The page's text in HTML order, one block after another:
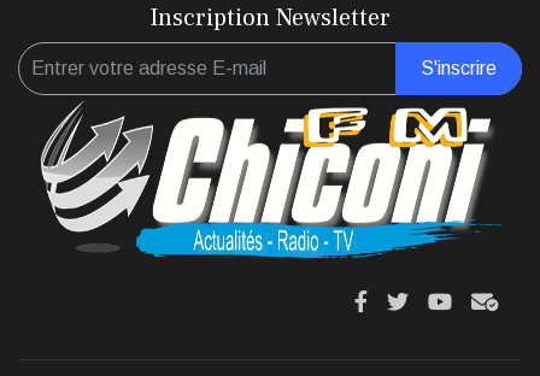
Inscription Newsletter
S'inscrire
fa
fa
fab
fas